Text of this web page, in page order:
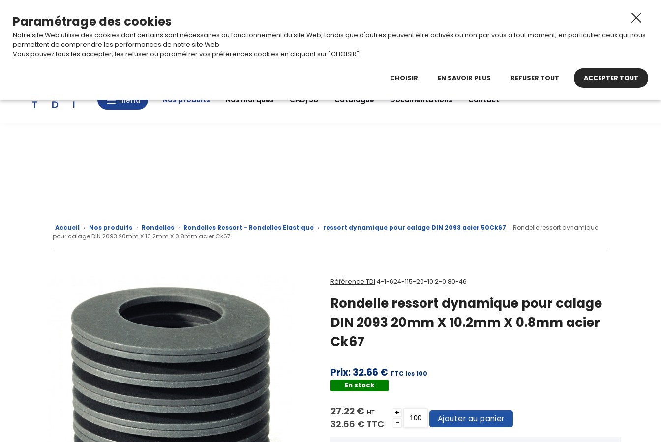
Du 3 au 28 août 2026, TDI passe en mode été. Horaires d’ouverture :
CAD/3D
techniques
Catalogue
Documentations
menu
menu Nos produits Nos marques CAD/3D Catalogue Documentations Contact
Accueil › Nos produits › Rondelles › Rondelles Ressort - Rondelles Elastique › ressort dynamique pour calage DIN 2093 acier 50Ck67 › Rondelle ressort dynamique
pour calage DIN 2093 20mm X 10.2mm X 0.8mm acier Ck67
Référence TDI 4-1-624-115-20-10.2-0.80-46
Rondelle ressort dynamique pour calage
DIN 2093 20mm X 10.2mm X 0.8mm acier
Ck67
Prix:32.66 € TTC les 100
En stock
27.22 € HT
32.66 € TTC
+
-
Ajouter au panier
Paramétrage des cookies
Notre site Web utilise des cookies dont certains sont nécessaires au fonctionnement du site Web, tandis que d'autres peuvent être activés ou non par vous à tout moment, en particulier ceux qui nous
permettent de comprendre les performances de notre site Web.
Vous pouvez tous les accepter, les refuser ou paramétrer vos préférences cookies en cliquant sur "CHOISIR".
CHOISIR EN SAVOIR PLUS REFUSER TOUT ACCEPTER TOUT